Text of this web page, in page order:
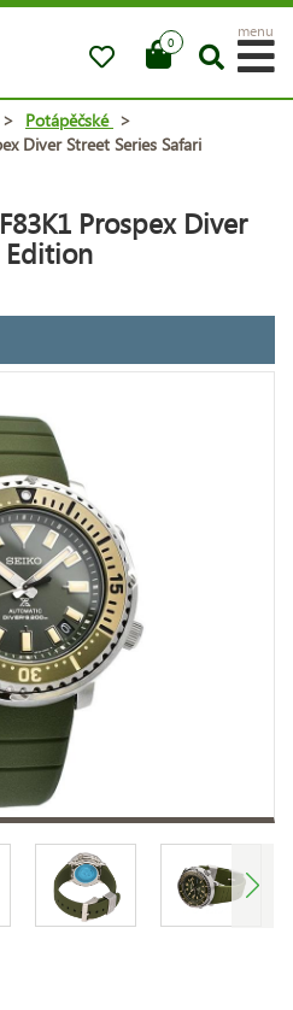
0
menu
> Potápěčské >
Diver Street Series Safari
Prospex Diver
Edition